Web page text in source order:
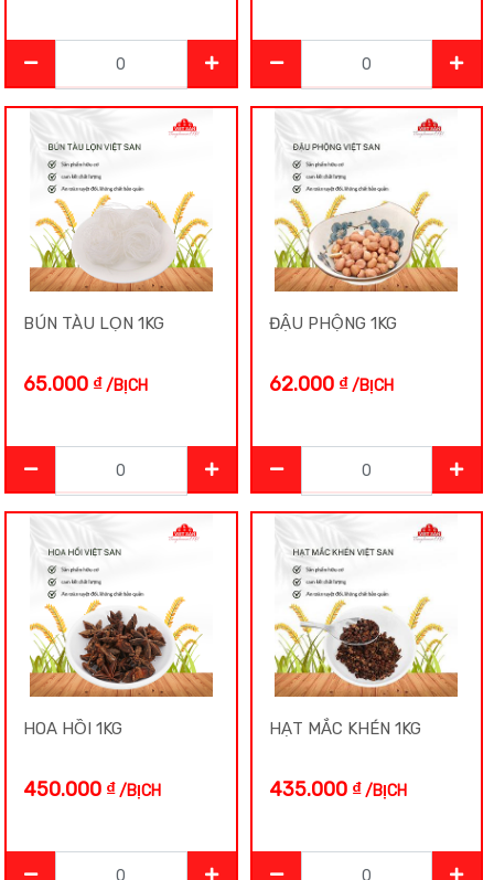
Sản Phẩm Mới
Táo
Ô Mai Mơ
Ô Mai Mận
Đậu Ngự
Đậu Nành
Đậu Phộng
Đậu Phộng Chiên
BÚN TÀU LỌN 1KG
65.000 ₫/BỊCH
ĐẬU PHỘNG 1KG
62.000₫ /BỊCH
HOA HỒI 1KG
450.000 ₫/BỊCH
HẠT MẮC KHÉN 1KG
435.000₫ /BỊCH